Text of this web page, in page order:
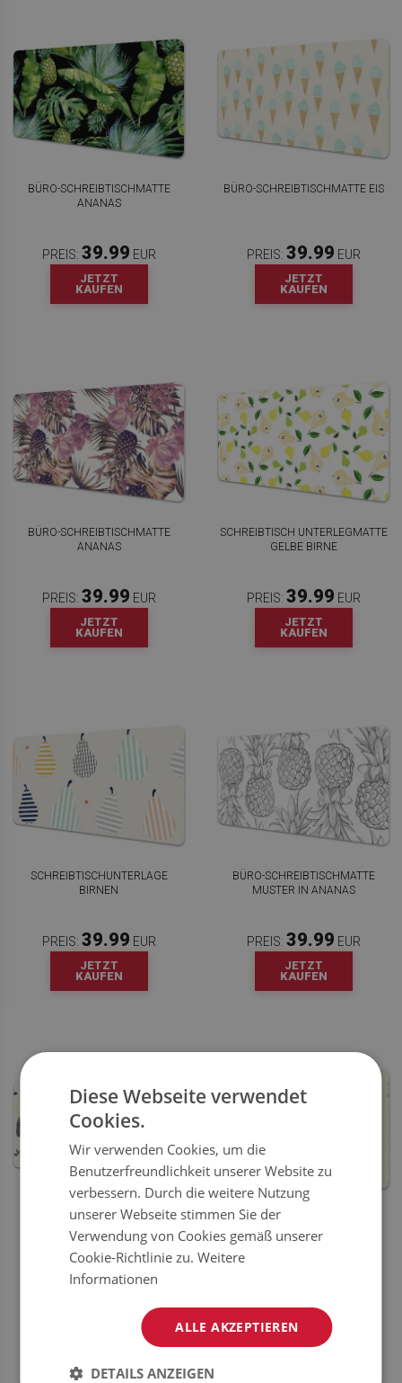
BÜRO-SCHREIBTISCHMATTE
ANANAS
PREIS: 39.99 EUR
JETZT
KAUFEN
BÜRO-SCHREIBTISCHMATTE EIS
PREIS: 39.99 EUR
JETZT
KAUFEN
BÜRO-SCHREIBTISCHMATTE
ANANAS
PREIS: 39.99 EUR
JETZT
KAUFEN
SCHREIBTISCH UNTERLEGMATTE
GELBE BIRNE
PREIS: 39.99 EUR
JETZT
KAUFEN
SCHREIBTISCHUNTERLAGE
BIRNEN
PREIS: 39.99 EUR
JETZT
KAUFEN
BÜRO-SCHREIBTISCHMATTE
MUSTER IN ANANAS
PREIS: 39.99 EUR
JETZT
KAUFEN
SCHREIBTISCHUNTERLAGE
ANANAS
PREIS:39.99EUR
PVC SCHREIBTISCHMATTE
ANANASMUSTER
JETZT
KAUFEN
Diese Webseite verwendet
Cookies.
Wir verwenden Cookies, um die
Benutzerfreundlichkeit unserer Website zu
verbessern. Durch die weitere Nutzung
unserer Webseite stimmen Sie der
Verwendung von Cookies gemäß unserer
Cookie-Richtlinie zu.Weitere
Informationen
ALLE AKZEPTIEREN
DETAILS ANZEIGEN